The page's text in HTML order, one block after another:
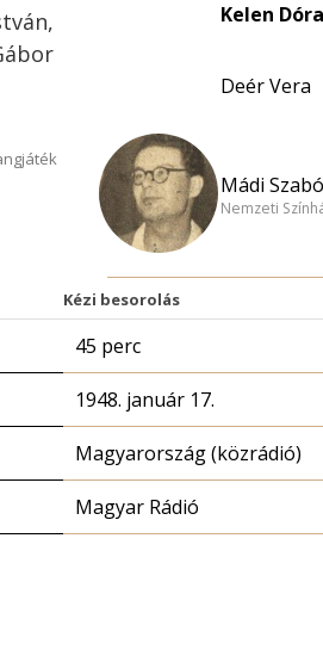
Kelen
Deér Vera
Mádi
Nemzeti
Kézi besorolás
45 perc
1948. január 17.
Magyarország (közrádió)
Magyar Rádió